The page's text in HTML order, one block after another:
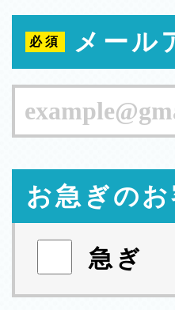
メール
お急ぎのお
急ぎ